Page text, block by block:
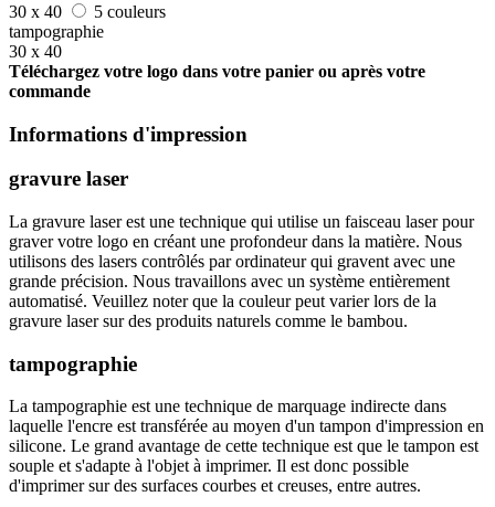
30 x 40
5 couleurs
tampographie
30 x 40
Téléchargez votre logo dans votre panier ou après votre
commande
Informations d'impression
gravure laser
La gravure laser est une technique qui utilise un faisceau laser pour
graver votre logo en créant une profondeur dans la matière. Nous
utilisons des lasers contrôlés par ordinateur qui gravent avec une
grande précision. Nous travaillons avec un système entièrement
automatisé. Veuillez noter que la couleur peut varier lors de la
gravure laser sur des produits naturels comme le bambou.
tampographie
La tampographie est une technique de marquage indirecte dans
laquelle l'encre est transférée au moyen d'un tampon d'impression en
silicone. Le grand avantage de cette technique est que le tampon est
souple et s'adapte à l'objet à imprimer. Il est donc possible
d'imprimer sur des surfaces courbes et creuses, entre autres.